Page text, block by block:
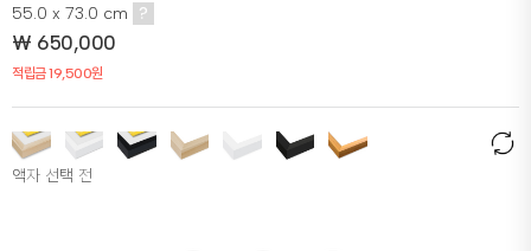
55.0 x 73.0 cm
?
₩ 650,000
적립금 19,500원
액자 선택 전